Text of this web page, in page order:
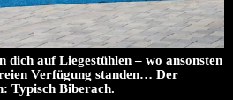
dich auf Liegestühlen – wo ansonsten
Verfügung standen… Der
Typisch Biberach.